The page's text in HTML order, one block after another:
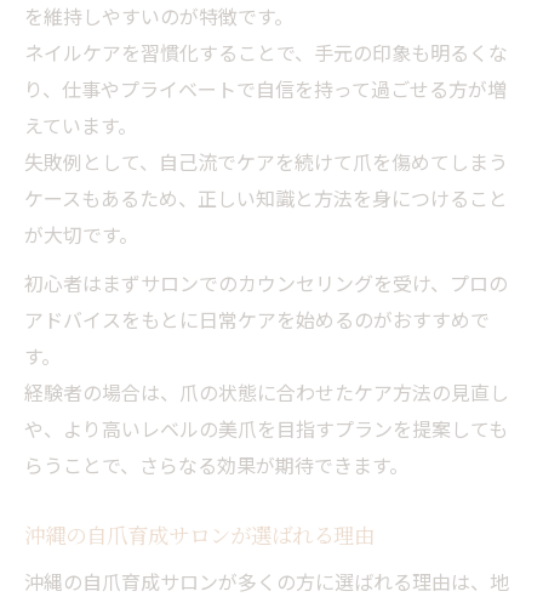
を維持しやすいのが特徴です。
ネイルケアを習慣化することで、手元の印象も明るくな
り、仕事やプライベートで自信を持って過ごせる方が増
えています。
失敗例として、自己流でケアを続けて爪を傷めてしまう
ケースもあるため、正しい知識と方法を身につけること
が大切です。
初心者はまずサロンでのカウンセリングを受け、プロの
アドバイスをもとに日常ケアを始めるのがおすすめで
す。
経験者の場合は、爪の状態に合わせたケア方法の見直し
や、より高いレベルの美爪を目指すプランを提案しても
らうことで、さらなる効果が期待できます。
沖縄の自爪育成サロンが選ばれる理由
沖縄の自爪育成サロンが多くの方に選ばれる理由は、地